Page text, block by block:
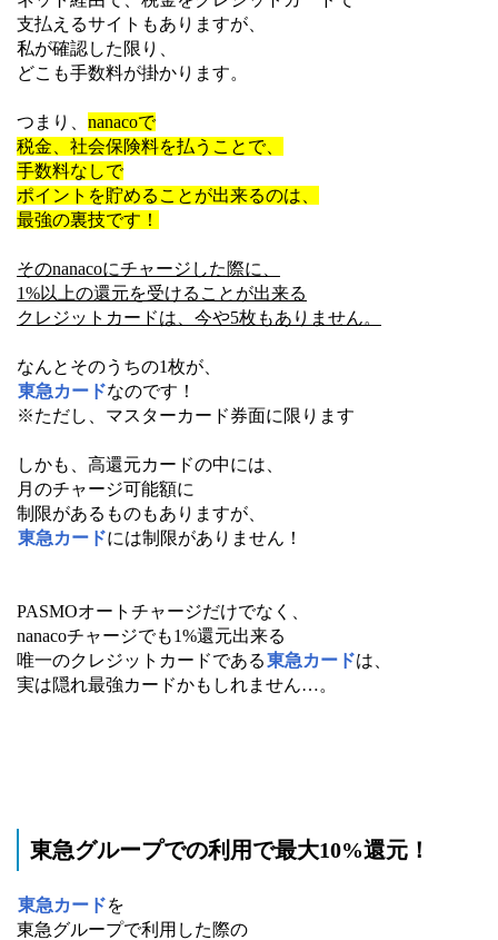
支払えるサイトもありますが、
私が確認した限り、
どこも手数料が掛かります。
つまり、 nanacoで
税金、社会保険料を払うことで、
手数料なしで
ポイントを貯めることが出来るのは、
最強の裏技です！
そのnanacoにチャージした際に、
1%以上の還元を受けることが出来る
クレジットカードは、今や5枚もありません。
なんとそのうちの1枚が、
東急カードなのです！
※ただし、マスターカード券面に限ります
しかも、高還元カードの中には、
月のチャージ可能額に
制限があるものもありますが、
東急カードには制限がありません！
PASMOオートチャージだけでなく、
nanacoチャージでも1%還元出来る
唯一のクレジットカードである東急カードは、
実は隠れ最強カードかもしれません…。
東急グループでの利用で最大10%還元！
東急カードを
東急グループで利用した際の